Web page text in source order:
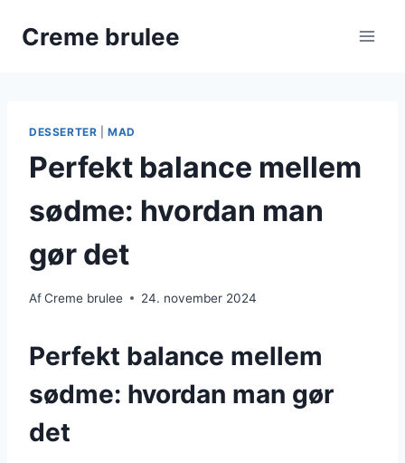
Creme brulee
DESSERTER |MAD
Perfekt balance mellem
sødme: hvordan man
gør det
AfCreme brulee 24. november 2024
Perfekt balance mellem
sødme: hvordan man gør
det